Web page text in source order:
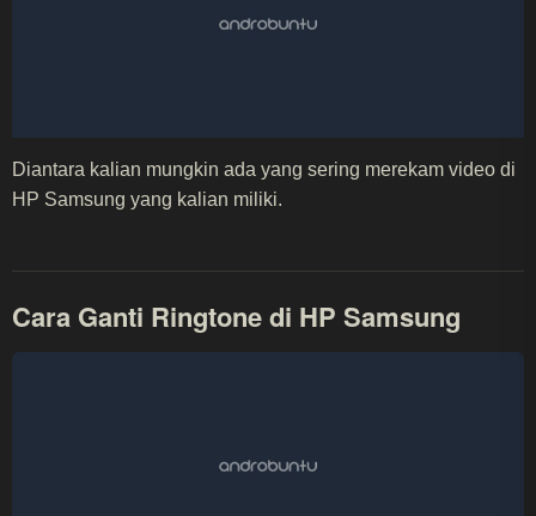
Diantara kalian mungkin ada yang sering merekam video di
HP Samsung yang kalian miliki.
Cara Ganti Ringtone di HP Samsung